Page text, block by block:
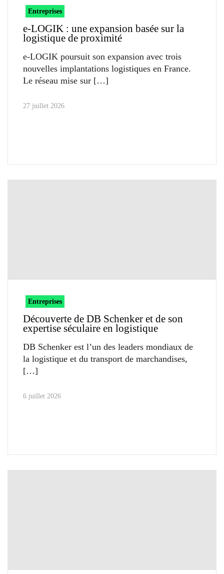
Entreprises
e-LOGIK : une expansion basée sur la
logistique de proximité
e-LOGIK poursuit son expansion avec trois
nouvelles implantations logistiques en France.
Le réseau mise sur
27 juillet 2026
Entreprises
Découverte de DB Schenker et de son
expertise séculaire en logistique
DB Schenker est l’un des leaders mondiaux de
la logistique et du transport de marchandises,
6 juillet 2026